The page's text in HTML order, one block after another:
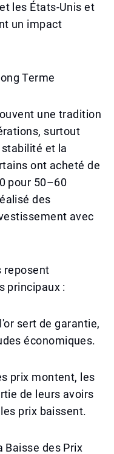
les États-Unis et
un impact
Terme
une tradition
surtout
et la
ont acheté de
pour 50–60
des
avec
reposent
principaux :
sert de garantie,
économiques.
prix montent, les
de leurs avoirs
prix baissent.
Baisse des Prix